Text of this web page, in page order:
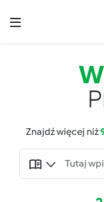
Znajdź więcej niż